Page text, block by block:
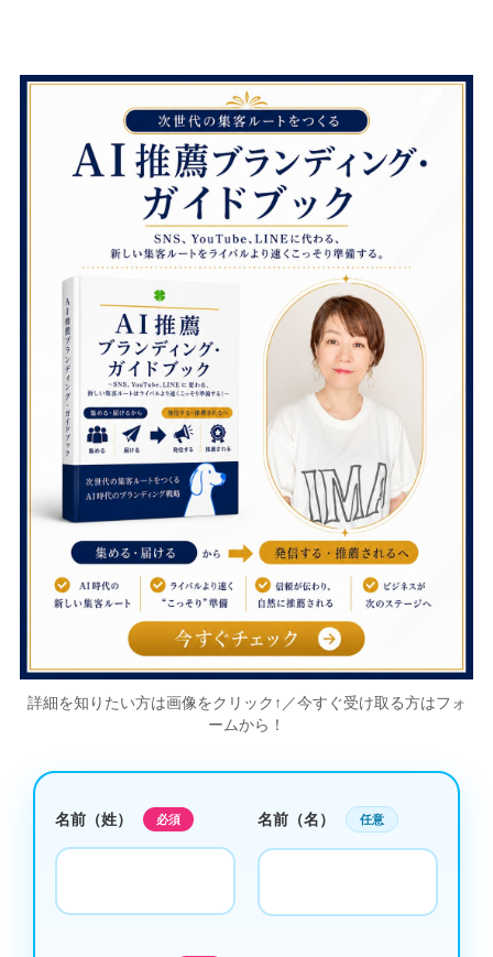
詳細を知りたい方は画像をクリック↑／今すぐ受け取る方はフォ
ームから！
名前（姓） 必須 名前（名） 任意